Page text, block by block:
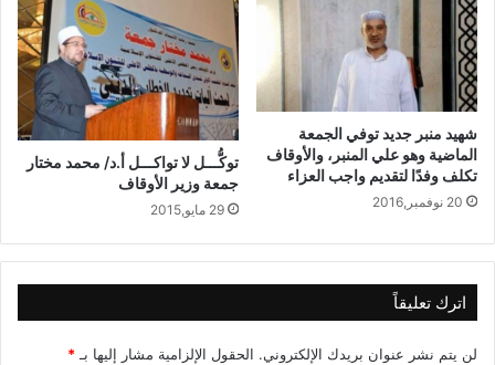
شهيد منبر جديد توفي الجمعة
الماضية وهو علي المنبر، والأوقاف
تكلف وفدًا لتقديم واجب العزاء
20 نوفمبر,2016
توكُّـــل لا تواكـــل أ.د/ محمد مختار
جمعة وزير الأوقاف
29 مايو,2015
اترك تعليقاً
لن يتم نشر عنوان بريدك الإلكتروني. الحقول الإلزامية مشار إليها بـ*